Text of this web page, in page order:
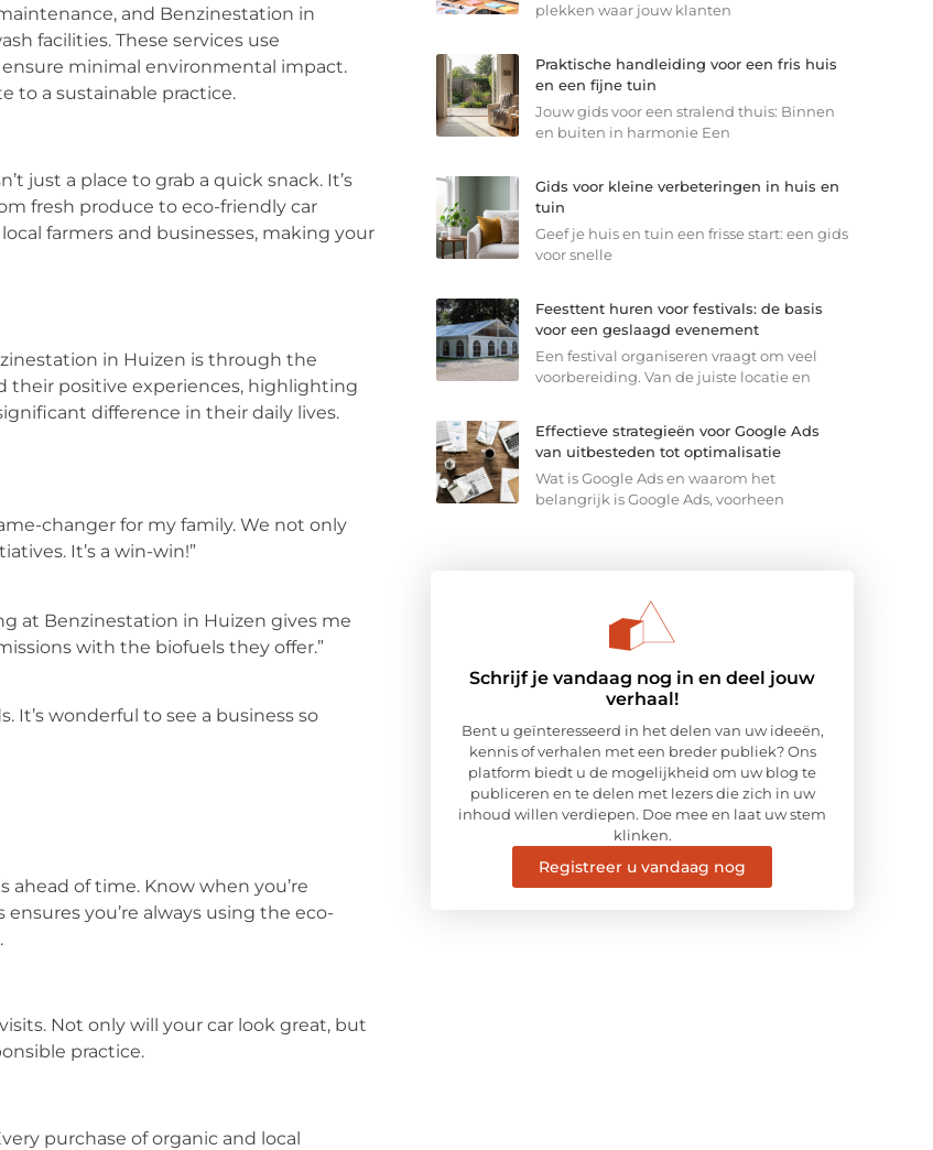
and Benzinestation in
facilities. These services use
minimal environmental impact.
to a sustainable practice.
just a place to grab a quick snack. It’s
fresh produce to eco-friendly car
farmers and businesses, making your
in Huizen is through the
their positive experiences, highlighting
difference in their daily lives.
changer for my family. We not only
It’s a win-win!”
at Benzinestation in Huizen gives me
with the biofuels they offer.”
It’s wonderful to see a business so
of time. Know when you’re
you’re always using the eco-
Not only will your car look great, but
practice.
purchase of organic and local
plekken waar jouw klanten
Praktische handleiding voor een fris huis
en een fijne tuin
Jouw gids voor een stralend thuis: Binnen
en buiten in harmonie Een
Gids voor kleine verbeteringen in huis en
tuin
Geef je huis en tuin een frisse start: een gids
voor snelle
Feesttent huren voor festivals: de basis
voor een geslaagd evenement
Een festival organiseren vraagt om veel
voorbereiding. Van de juiste locatie en
Effectieve strategieën voor Google Ads
van uitbesteden tot optimalisatie
Wat is Google Ads en waarom het
belangrijk is Google Ads, voorheen
Schrijf je vandaag nog in en deel jouw
verhaal!
Bent u geïnteresseerd in het delen van uw ideeën,
kennis of verhalen met een breder publiek? Ons
platform biedt u de mogelijkheid om uw blog te
publiceren en te delen met lezers die zich in uw
inhoud willen verdiepen. Doe mee en laat uw stem
klinken.
Registreer u vandaag nog